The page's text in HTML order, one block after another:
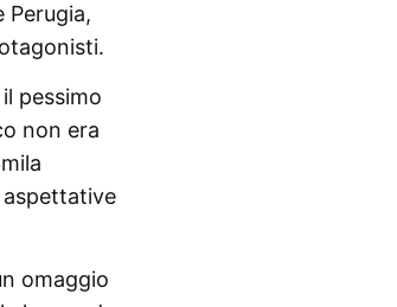
pessimo
non era
omaggio